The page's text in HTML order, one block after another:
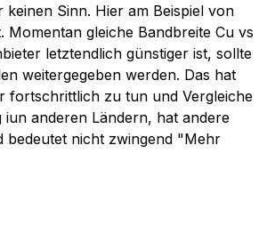
keinen Sinn. Hier am Beispiel von
Momentan gleiche Bandbreite Cu vs
letztendlich günstiger ist, sollte
weitergegeben werden. Das hat
fortschrittlich zu tun und Vergleiche
anderen Ländern, hat andere
bedeutet nicht zwingend "Mehr